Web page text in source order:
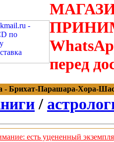
перед
Парашара-Хора-
/
есть уцененный